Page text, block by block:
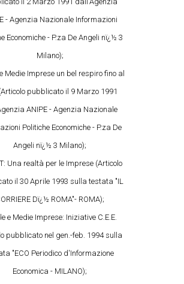
- Agenzia Nazionale Informazioni
Economiche - P.za De Angeli nï¿½ 3
Milano);
Medie Imprese un bel respiro fino al
pubblicato il 9 Marzo 1991
ANIPE - Agenzia Nazionale
Politiche Economiche - P.za De
Angeli nï¿½ 3 Milano);
Una realtà per le Imprese (Articolo
il 30 Aprile 1993 sulla testata "IL
Dï¿½ ROMA"- ROMA);
e Medie Imprese: Iniziative C.E.E.
pubblicato nel gen.-feb. 1994 sulla
"ECO Periodico d'Informazione
Economica - MILANO);